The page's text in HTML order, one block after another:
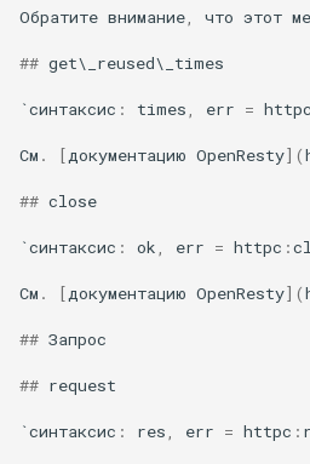
testcookie
traffic-accounting
ts
tuning
unbrotli
Обратите внимание что этот
## get\ _reused\ _times
`синтаксис : times err = httpc
См . [ документацию OpenResty](
## close
`синтаксис : ok err = httpc :
См . [ документацию OpenResty](
## Запрос
## request
`синтаксис : res err = httpc :